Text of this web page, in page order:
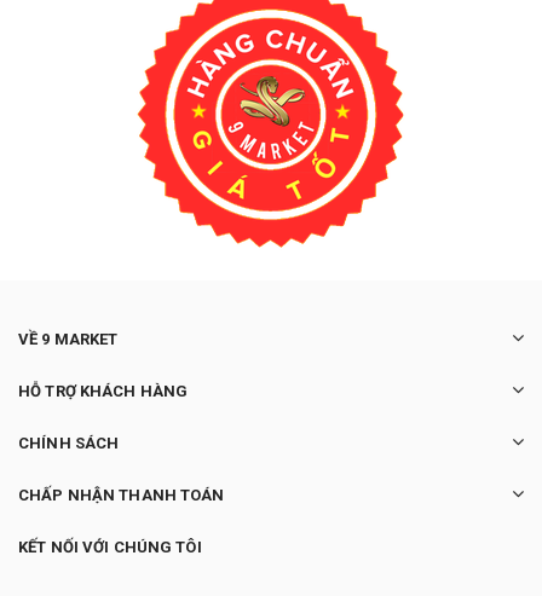
VỀ 9 MARKET
HỖ TRỢ KHÁCH HÀNG
CHÍNH SÁCH
CHẤP NHẬN THANH TOÁN
KẾT NỐI VỚI CHÚNG TÔI